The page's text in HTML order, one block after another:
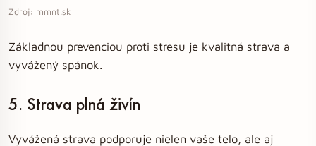
Zdroj: mmnt.sk
Základnou prevenciou proti stresu je kvalitná strava a
vyvážený spánok.
5. Strava plná živín
Vyvážená strava podporuje nielen vaše telo, ale aj